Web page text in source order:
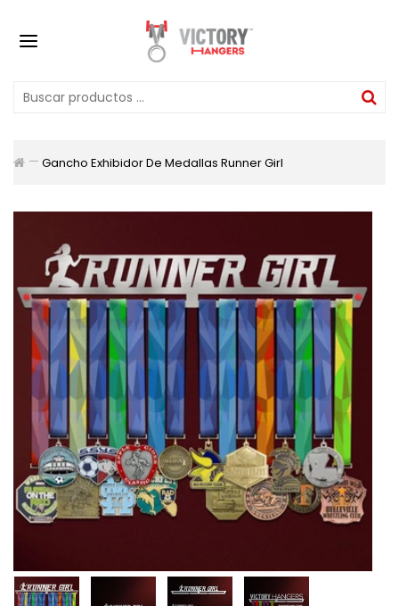
Gancho Exhibidor De Medallas Runner Girl